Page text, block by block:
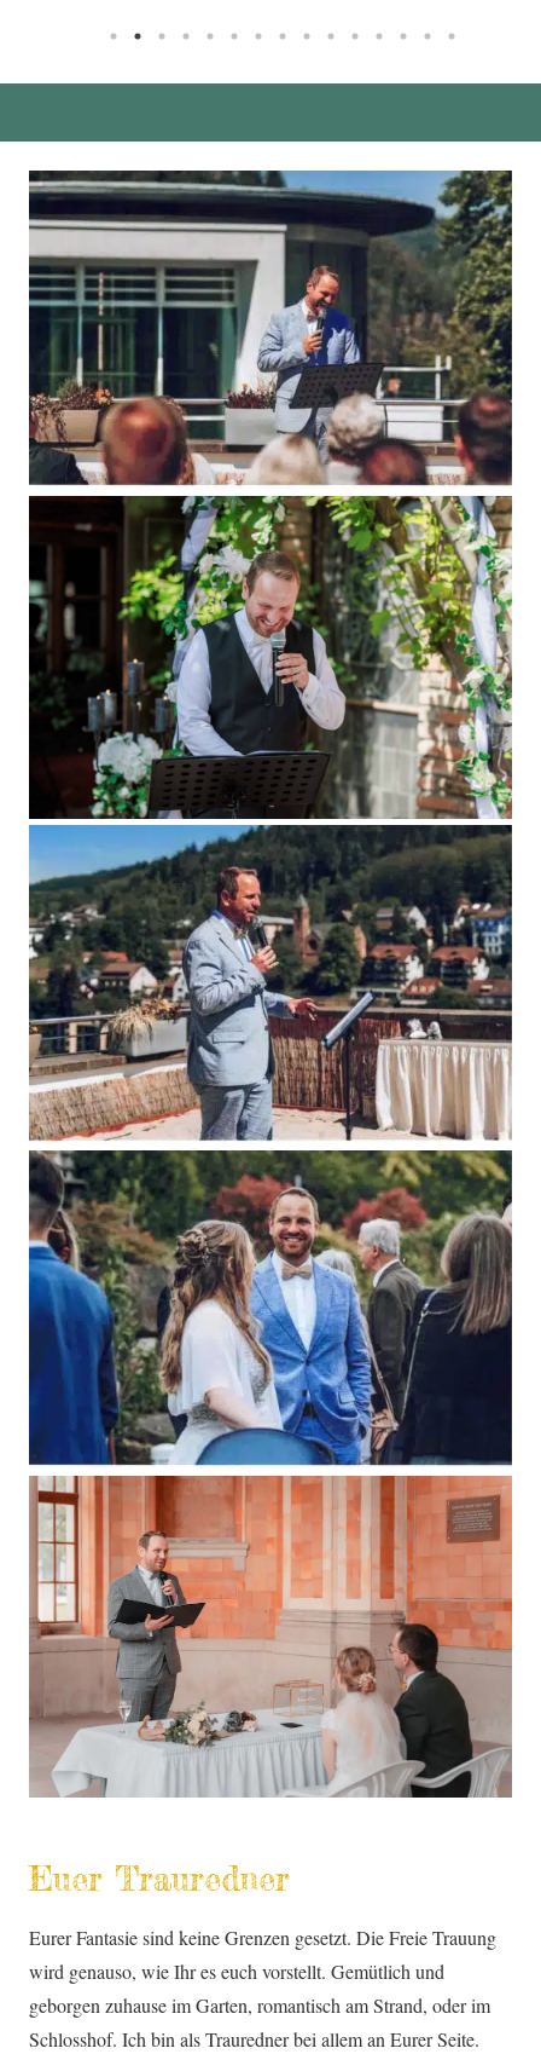
nicht getäuscht, denn Marco macht das nicht
Herzenswärme und Leichtigkeit. Wenn ihr
jemanden sucht, der nicht nur eine angenehme
Sprechstimme hat, sondern der auch top
organisiert ist, dann seid ihr bei Marco genau
richtig. Tut euch selbst einen einen Gefallen
und sagt „Ja!“ zu Marco. ????
Euer Trauredner
Eurer Fantasie sind keine Grenzen gesetzt. Die Freie Trauung
wird genauso, wie Ihr es euch vorstellt. Gemütlich und
geborgen zuhause im Garten, romantisch am Strand, oder im
Schlosshof. Ich bin als Trauredner bei allem an Eurer Seite.